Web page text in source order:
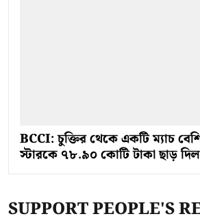
BCCI: চুক্তির থেকে একটি ম্যাচ
স্টারকে ৭৮.৯০ কোটি টাকা ছাড়
SUPPORT PEOPLE'S